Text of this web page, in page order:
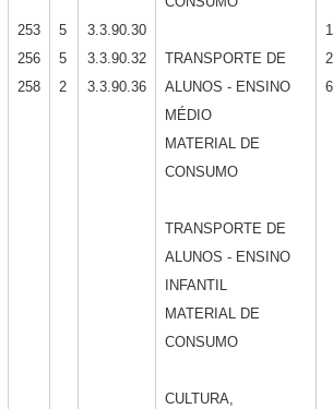
253
256
258
5
5
2
3.3.90.30
3.3.90.32
3.3.90.36
TRANSPORTE DE
ALUNOS - ENSINO
MÉDIO
MATERIAL DE
CONSUMO
TRANSPORTE DE
ALUNOS - ENSINO
INFANTIL
MATERIAL DE
CONSUMO
CULTURA,